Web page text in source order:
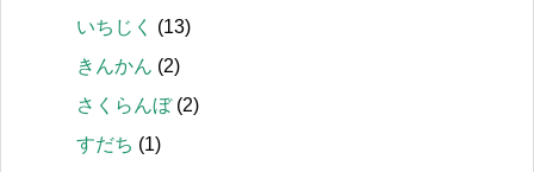
いちじく
(13)
きんかん (2)
さくらんぼ(2)
すだち (1)